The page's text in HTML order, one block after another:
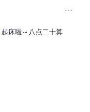
起床啦～八点二十算